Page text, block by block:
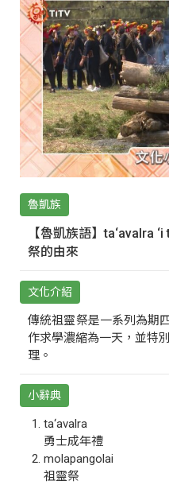
魯凱族
【魯凱族語】ta‘avalra
祭的由來
文化介紹
傳統祖靈祭是一系列為期
作求學濃縮為一天，並特
理。
小辭典
ta‘avalra
勇士成年禮
molapangolai
祖靈祭